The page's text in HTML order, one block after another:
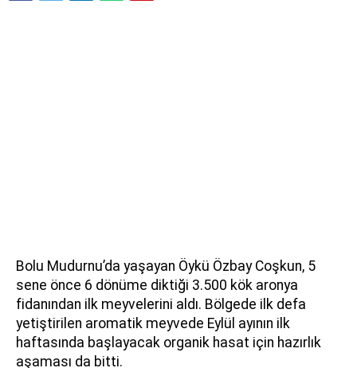
Bolu Mudurnu’da yaşayan Öykü Özbay Coşkun, 5
sene önce 6 dönüme diktiği 3.500 kök aronya
fidanından ilk meyvelerini aldı. Bölgede ilk defa
yetiştirilen aromatik meyvede Eylül ayının ilk
haftasında başlayacak organik hasat için hazırlık
aşaması da bitti.